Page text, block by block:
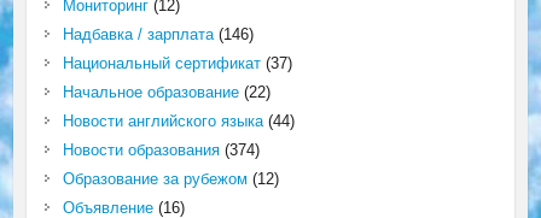
Мониторинг(12)
Надбавка / зарплата(146)
Национальный сертификат(37)
Начальное образование(22)
Новости английского языка(44)
Новости образования(374)
Образование за рубежом (12)
Объявление(16)